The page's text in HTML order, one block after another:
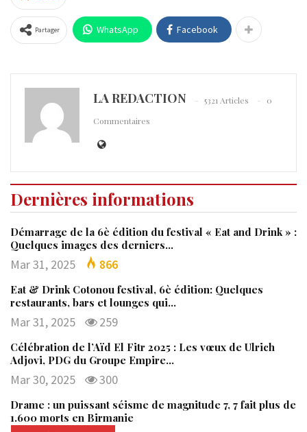
Partager WhatsApp Facebook
LA REDACTION 5321 Articles
0
Commentaires
Dernières informations
Démarrage de la 6è édition du festival « Eat and Drink » :
Quelques images des derniers…
Mar 31, 2025 866
Eat & Drink Cotonou festival, 6è édition: Quelques
restaurants, bars et lounges qui…
Mar 31, 2025 259
Célébration de l’Aïd El Fitr 2025 : Les vœux de Ulrich
Adjovi, PDG du Groupe Empire…
Mar 30, 2025 300
Drame : un puissant séisme de magnitude 7, 7 fait plus de
1.600 morts en Birmanie